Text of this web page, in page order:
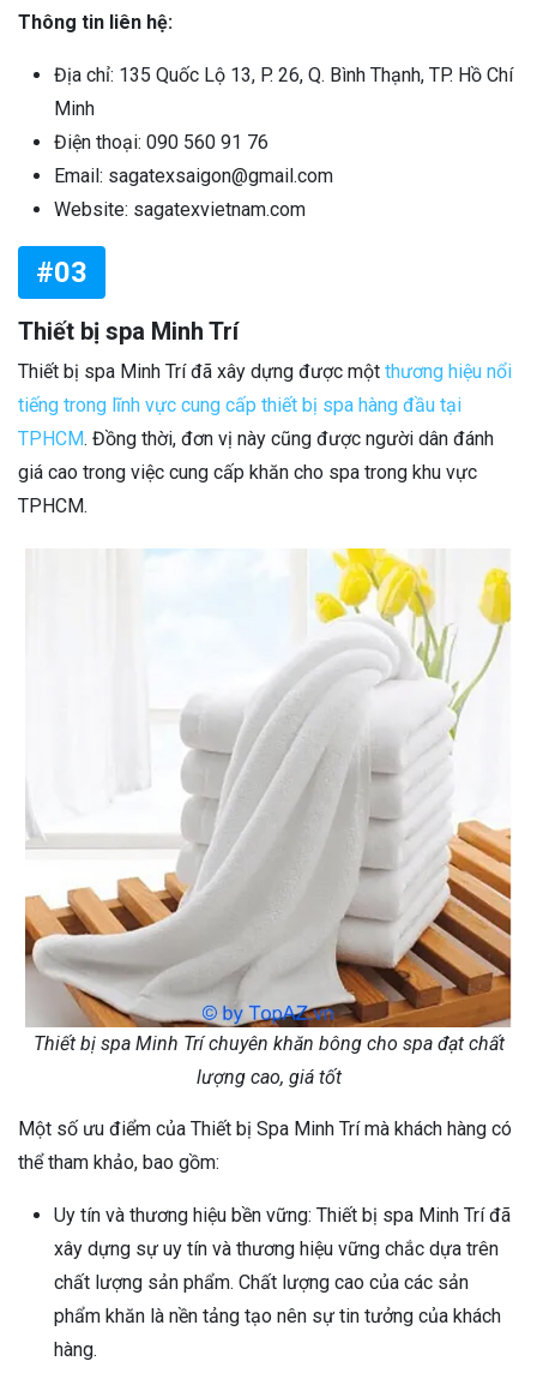
Thông tin liên hệ:
Địa chỉ: 135 Quốc Lộ 13, P. 26, Q. Bình Thạnh, TP. Hồ Chí
Minh
Điện thoại: 090 560 91 76
Email: sagatexsaigon@gmail.com
Website: sagatexvietnam.com
#03
Thiết bị spa Minh Trí
Thiết bị spa Minh Trí đã xây dựng được một thương hiệu nổi
tiếng trong lĩnh vực cung cấp thiết bị spa hàng đầu tại
TPHCM. Đồng thời, đơn vị này cũng được người dân đánh
giá cao trong việc cung cấp khăn cho spa trong khu vực
TPHCM.
Thiết bị spa Minh Trí chuyên khăn bông cho spa đạt chất
lượng cao, giá tốt
Một số ưu điểm của Thiết bị Spa Minh Trí mà khách hàng có
thể tham khảo, bao gồm:
Uy tín và thương hiệu bền vững: Thiết bị spa Minh Trí đã
xây dựng sự uy tín và thương hiệu vững chắc dựa trên
chất lượng sản phẩm. Chất lượng cao của các sản
phẩm khăn là nền tảng tạo nên sự tin tưởng của khách
hàng.